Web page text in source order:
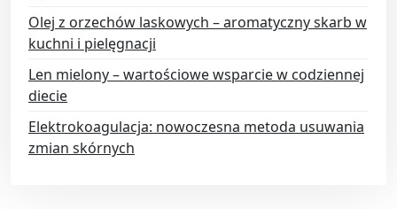
Olej z orzechów laskowych – aromatyczny skarb w
kuchni i pielęgnacji
Len mielony – wartościowe wsparcie w codziennej
diecie
Elektrokoagulacja: nowoczesna metoda usuwania
zmian skórnych